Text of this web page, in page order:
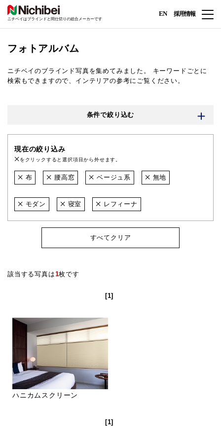
ニチベイはブラインドと間仕切りの総合メーカーです
EN 採用情報
フォトアルバム
ニチベイのブラインド写真を集めてみました。
キーワードごとに
検索もできますので、インテリアの参考にご覧ください。
条件で絞り込む
現在の絞り込み
をクリックすると選択項目から外せます。
布 腰高窓 ベージュ系 無地
モダン 寝室 レフィーナ
すべてクリア
該当する写真は1枚です
[1]
ハニカムスクリーン
[1]